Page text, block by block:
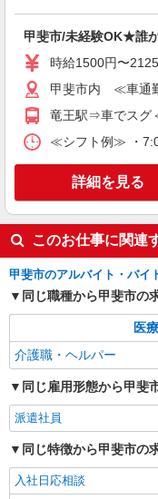
時
通費
甲
キープ
派遣社員
甲斐
時
通費全
甲
派遣社員
株式会社kotrio /●MT-H-
住宅
費に
時
通費全
甲
甲斐市/未経験OK★誰
時給1500円〜
甲斐市内 ≪車通
竜王駅⇒車でスグ
≪シフト例≫ ・
詳細を見る
このお仕事に関連
甲斐市のアルバイト・バイ
同じ職種から甲斐市の
医
介護職・ヘルパー
同じ雇用形態から甲斐
派遣社員
同じ特徴から甲斐市の
入社日応相談